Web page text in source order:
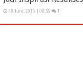
18 Juni, 2016 | 08:56 1